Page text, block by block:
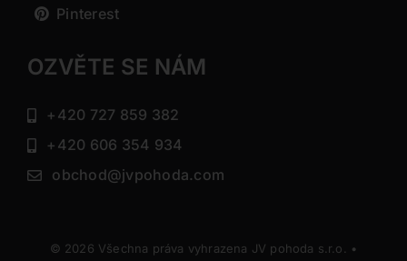
Pinterest
OZVĚTE SE NÁM
+420 727 859 382
+420 606 354 934
obchod@jvpohoda.com
© 2026 Všechna práva vyhrazena JV pohoda s.r.o. •